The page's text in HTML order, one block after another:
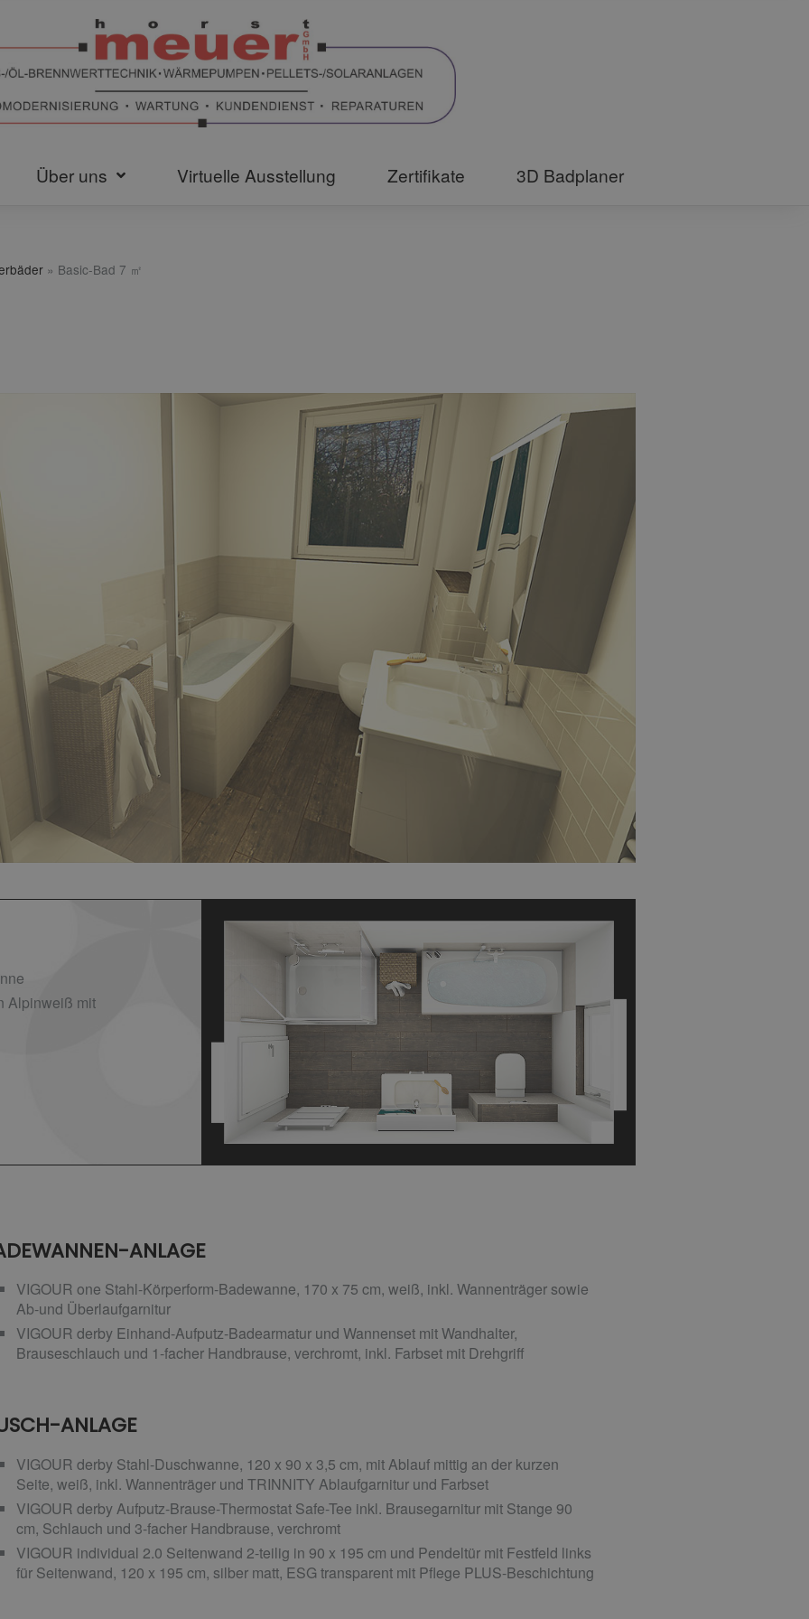
Über uns Virtuelle Ausstellung Zertifikate 3D Badplaner
» Basic-Bad 7 ㎡
Alpinweiß mit
ANLAGE
VIGOUR one Stahl-Körperform-Badewanne, 170 x 75 cm, weiß, inkl. Wannenträger sowie
Ab-und Überlaufgarnitur
VIGOUR derby Einhand-Aufputz-Badearmatur und Wannenset mit Wandhalter,
Brauseschlauch und 1-facher Handbrause, verchromt, inkl. Farbset mit Drehgriff
ANLAGE
VIGOUR derby Stahl-Duschwanne, 120 x 90 x 3,5 cm, mit Ablauf mittig an der kurzen
Seite, weiß, inkl. Wannenträger und TRINNITY Ablaufgarnitur und Farbset
VIGOUR derby Aufputz-Brause-Thermostat Safe-Tee inkl. Brausegarnitur mit Stange 90
cm, Schlauch und 3-facher Handbrause, verchromt
VIGOUR individual 2.0 Seitenwand 2-teilig in 90 x 195 cm und Pendeltür mit Festfeld links
für Seitenwand, 120 x 195 cm, silber matt, ESG transparent mit Pflege PLUS-Beschichtung